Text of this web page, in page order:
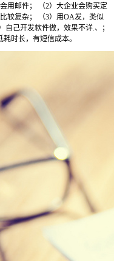
用邮件； （2）大企业会购买定
较复杂； （3）用OA发，类似
己开发软件做，效果不详.、；
时长，有短信成本。